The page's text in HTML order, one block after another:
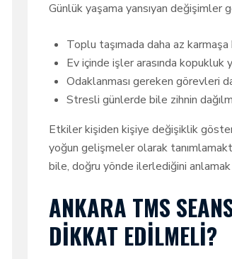
Günlük yaşama yansıyan
Toplu taşımada daha az karmaşa
Ev içinde işler arasında kopukluk
Odaklanması gereken görevleri
Stresli günlerde bile zihnin
Etkiler kişiden kişiye değişiklik
yoğun gelişmeler olarak
bile, doğru yönde ilerlediğini anlamak
ANKARA TMS
DIKKAT EDILMELI?